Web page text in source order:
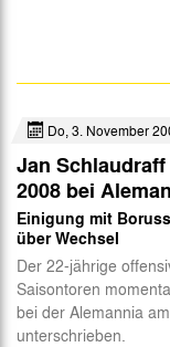
Do, 3. November
Jan
2008 bei
Einigung mit
über Wechsel
Der 22-jährige
Saisontoren
bei der Alemannia
unterschrieben.